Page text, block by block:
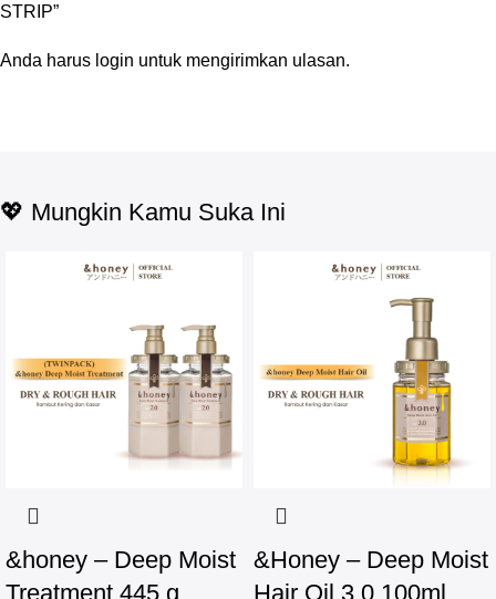
STRIP”
Anda harus login untuk mengirimkan ulasan.
💖 Mungkin Kamu Suka Ini
&honey – Deep Moist
Treatment 445 g
&Honey – Deep Moist
Hair Oil 3.0 100ml